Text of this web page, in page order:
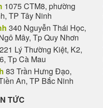
1075 CTM8, phường
TP Tây Ninh
340 Nguyễn Thái Học,
Mây, Tp Quy Nhơn
221 Lý Thường Kiệt, K2,
Tp Cà Mau
83 Trần Hưng Đạo,
An, TP Bắc Ninh
TỨC